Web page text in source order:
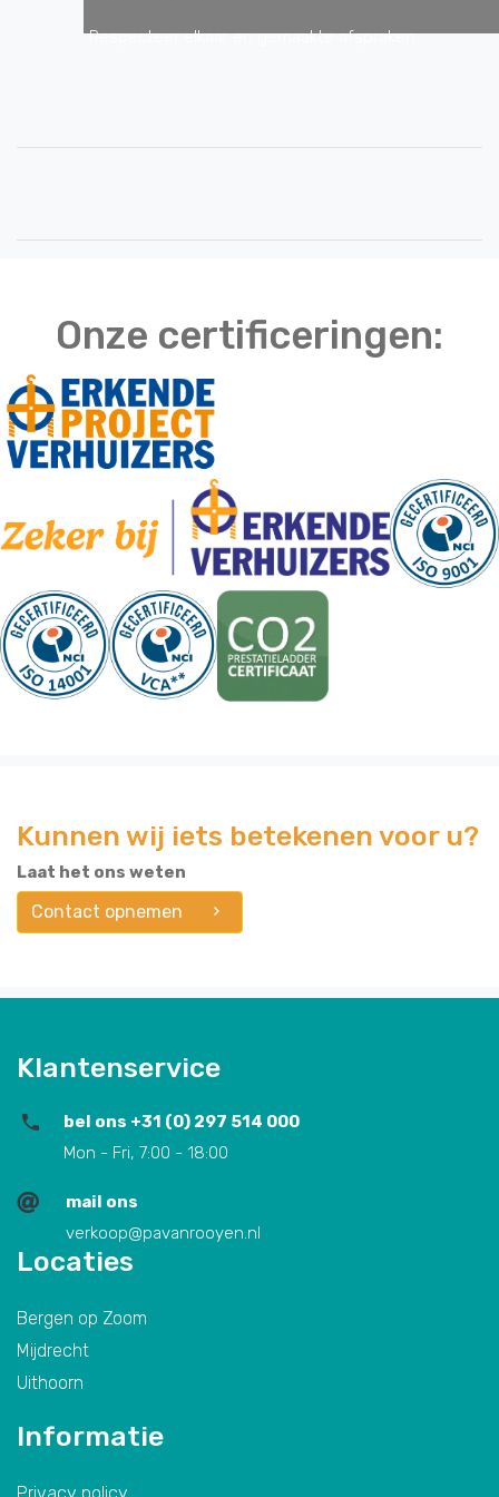
Respecteer elkaar en gemaakte afspraken
Leeshierons statement.
Onze certificeringen:
Kunnen wij iets betekenen voor u?
Laat het ons weten
Contact opnemen
Klantenservice
bel ons +31 (0) 297 514 000
Mon - Fri, 7:00 - 18:00
mail ons
verkoop@pavanrooyen.nl
Locaties
Bergen op Zoom
Mijdrecht
Uithoorn
Informatie